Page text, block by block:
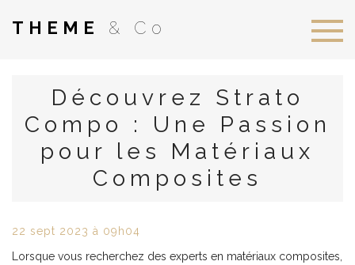
THEME & Co
Découvrez Strato
Compo : Une Passion
pour les Matériaux
Composites
22 sept 2023 à 09h04
Lorsque vous recherchez des experts en matériaux composites,